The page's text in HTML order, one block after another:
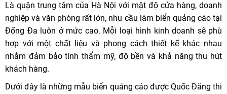
Là quận trung tâm của Hà Nội với mật độ cửa hàng, doanh
nghiệp và văn phòng rất lớn, nhu cầu làm biển quảng cáo tại
Đống Đa luôn ở mức cao. Mỗi loại hình kinh doanh sẽ phù
hợp với một chất liệu và phong cách thiết kế khác nhau
nhằm đảm bảo tính thẩm mỹ, độ bền và khả năng thu hút
khách hàng.
Dưới đây là những mẫu biển quảng cáo được Quốc Đăng thi